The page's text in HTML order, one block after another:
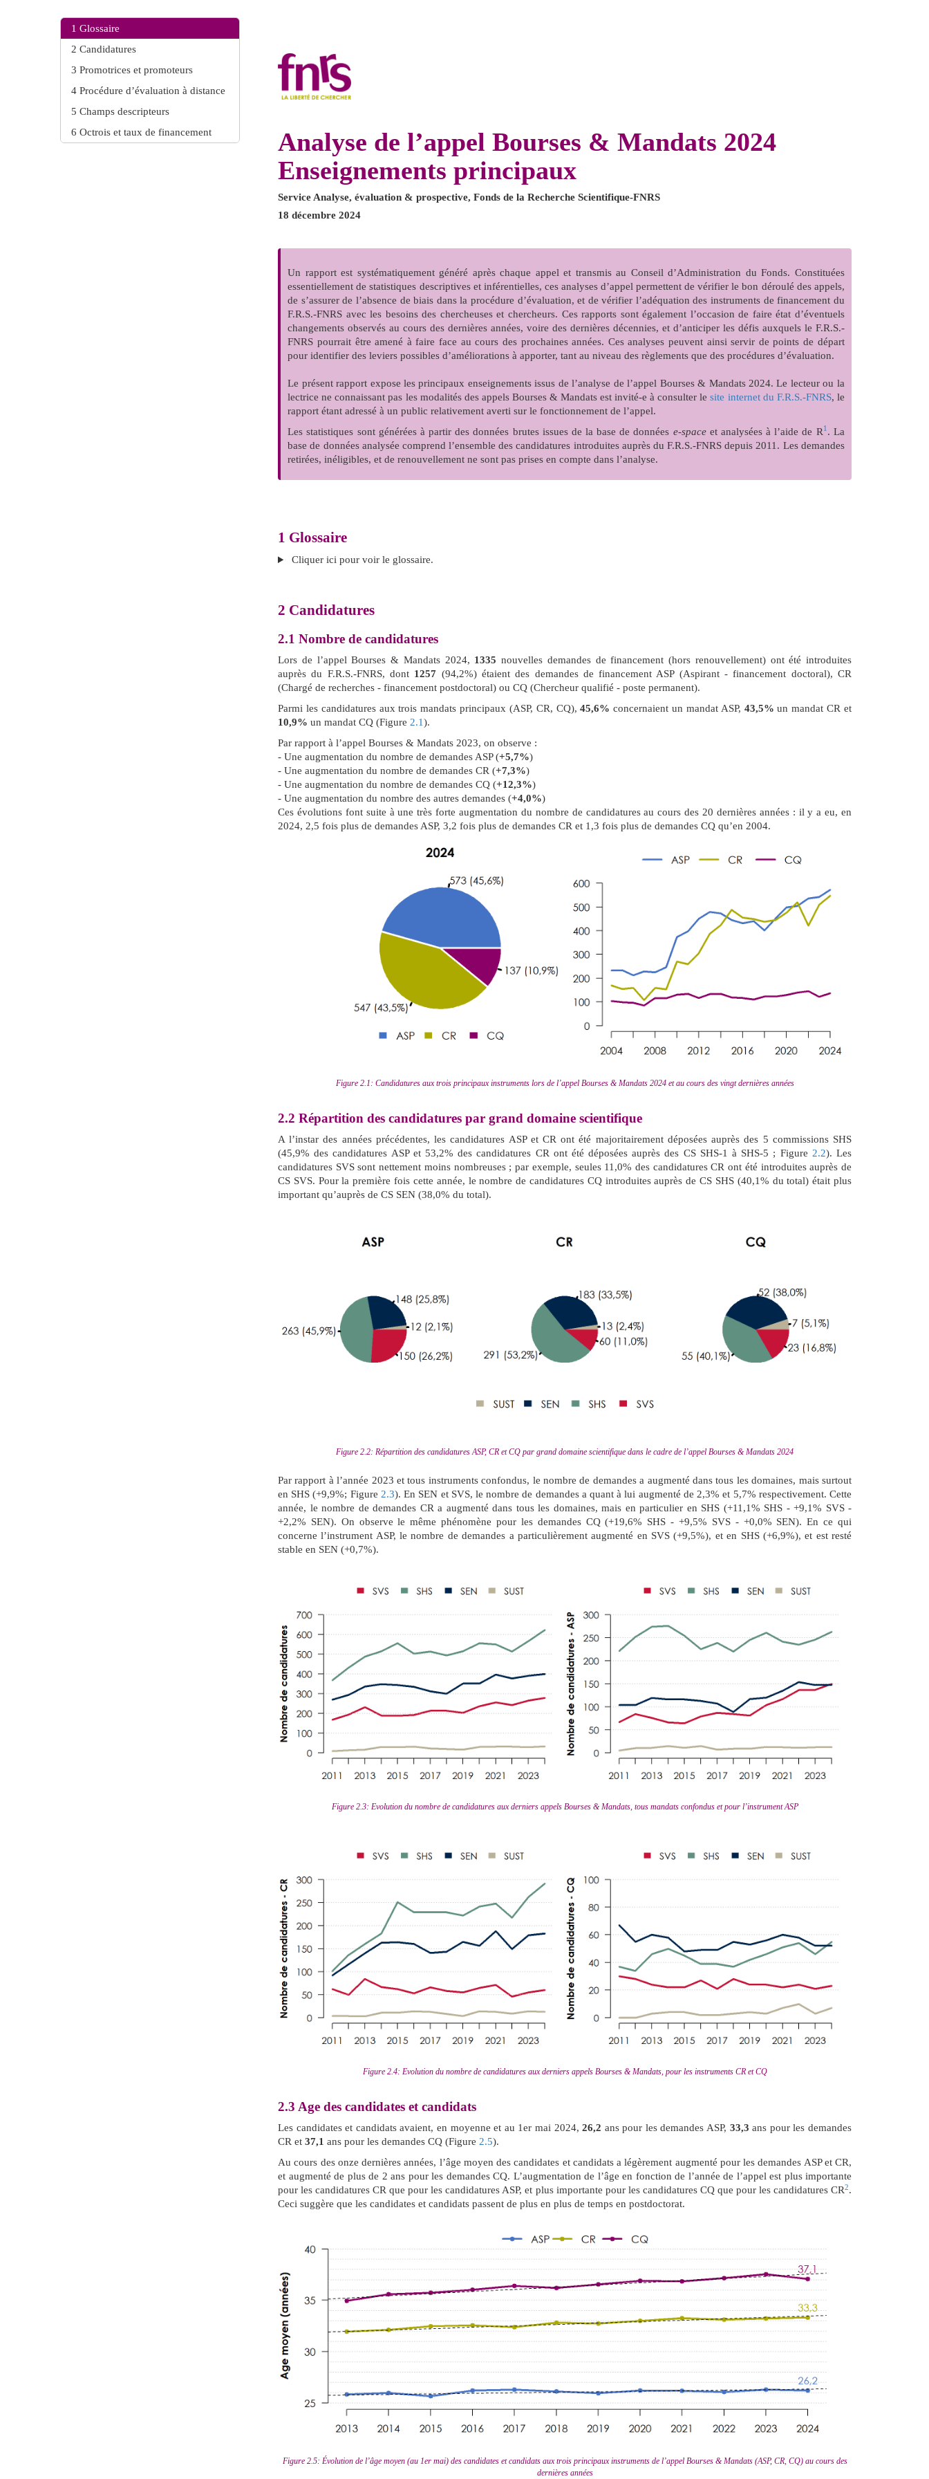
1 Glossaire
2 Candidatures
3 Promotrices et promoteurs
4 Procédure d’évaluation à distance
5 Champs descripteurs
6 Octrois et taux de financement
Analyse de l’appel Bourses & Mandats 2024
Enseignements principaux
Service Analyse, évaluation & prospective, Fonds de la Recherche Scientifique-FNRS
18 décembre 2024
Un rapport est systématiquement généré après chaque appel et transmis au Conseil d’Administration du Fonds. Constituées
essentiellement de statistiques descriptives et inférentielles, ces analyses d’appel permettent de vérifier le bon déroulé des appels,
de s’assurer de l’absence de biais dans la procédure d’évaluation, et de vérifier l’adéquation des instruments de financement du
F.R.S.-FNRS avec les besoins des chercheuses et chercheurs. Ces rapports sont également l’occasion de faire état d’éventuels
changements observés au cours des dernières années, voire des dernières décennies, et d’anticiper les défis auxquels le F.R.S.-
FNRS pourrait être amené à faire face au cours des prochaines années. Ces analyses peuvent ainsi servir de points de départ
pour identifier des leviers possibles d’améliorations à apporter, tant au niveau des règlements que des procédures d’évaluation.
Le présent rapport expose les principaux enseignements issus de l’analyse de l’appel Bourses & Mandats 2024. Le lecteur ou la
lectrice ne connaissant pas les modalités des appels Bourses & Mandats est invité-e à consulter lesite internet du F.R.S.-FNRS, le
rapport étant adressé à un public relativement averti sur le fonctionnement de l’appel.
Les statistiques sont générées à partir des données brutes issues de la base de données e-spaceet analysées à l’aide de R1 . La
base de données analysée comprend l’ensemble des candidatures introduites auprès du F.R.S.-FNRS depuis 2011. Les demandes
retirées, inéligibles, et de renouvellement ne sont pas prises en compte dans l’analyse.
1 Glossaire
Cliquer ici pour voir le glossaire.
2 Candidatures
2.1 Nombre de candidatures
Lors de l’appel Bourses & Mandats 2024, 1335 nouvelles demandes de financement (hors renouvellement) ont été introduites
auprès du F.R.S.-FNRS, dont 1257 (94,2%) étaient des demandes de financement ASP (Aspirant - financement doctoral), CR
(Chargé de recherches - financement postdoctoral) ou CQ (Chercheur qualifié - poste permanent).
Parmi les candidatures aux trois mandats principaux (ASP, CR, CQ),45,6% concernaient un mandat ASP, 43,5% un mandat CR et
10,9% un mandat CQ (Figure 2.1).
Par rapport à l’appel Bourses & Mandats 2023, on observe :
- Une augmentation du nombre de demandes ASP (+5,7%)
- Une augmentation du nombre de demandes CR (+7,3%)
- Une augmentation du nombre de demandes CQ (+12,3%)
- Une augmentation du nombre des autres demandes (+4,0%)
Ces évolutions font suite à une très forte augmentation du nombre de candidatures au cours des 20 dernières années : il y a eu, en
2024, 2,5 fois plus de demandes ASP, 3,2 fois plus de demandes CR et 1,3 fois plus de demandes CQ qu’en 2004.
Figure 2.1: Candidatures aux trois principaux instruments lors de l’appel Bourses & Mandats 2024 et au cours des vingt dernières années
2.2 Répartition des candidatures par grand domaine scientifique
A l’instar des années précédentes, les candidatures ASP et CR ont été majoritairement déposées auprès des 5 commissions SHS
(45,9% des candidatures ASP et 53,2% des candidatures CR ont été déposées auprès des CS SHS-1 à SHS-5 ; Figure 2.2). Les
candidatures SVS sont nettement moins nombreuses ; par exemple, seules 11,0% des candidatures CR ont été introduites auprès de
CS SVS. Pour la première fois cette année, le nombre de candidatures CQ introduites auprès de CS SHS (40,1% du total) était plus
important qu’auprès de CS SEN (38,0% du total).
Figure 2.2: Répartition des candidatures ASP, CR et CQ par grand domaine scientifique dans le cadre de l’appel Bourses & Mandats 2024
Par rapport à l’année 2023 et tous instruments confondus, le nombre de demandes a augmenté dans tous les domaines, mais surtout
en SHS (+9,9%; Figure 2.3). En SEN et SVS, le nombre de demandes a quant à lui augmenté de 2,3% et 5,7% respectivement. Cette
année, le nombre de demandes CR a augmenté dans tous les domaines, mais en particulier en SHS (+11,1% SHS - +9,1% SVS -
+2,2% SEN). On observe le même phénomène pour les demandes CQ (+19,6% SHS - +9,5% SVS - +0,0% SEN). En ce qui
concerne l’instrument ASP, le nombre de demandes a particulièrement augmenté en SVS (+9,5%), et en SHS (+6,9%), et est resté
stable en SEN (+0,7%).
Figure 2.3: Evolution du nombre de candidatures aux derniers appels Bourses & Mandats, tous mandats confondus et pour l’instrument ASP
Figure 2.4: Evolution du nombre de candidatures aux derniers appels Bourses & Mandats, pour les instruments CR et CQ
2.3 Age des candidates et candidats
Les candidates et candidats avaient, en moyenne et au 1er mai 2024,26,2 ans pour les demandes ASP, 33,3 ans pour les demandes
CR et 37,1 ans pour les demandes CQ (Figure 2.5).
Au cours des onze dernières années, l’âge moyen des candidates et candidats a légèrement augmenté pour les demandes ASP et CR,
et augmenté de plus de 2 ans pour les demandes CQ. L’augmentation de l’âge en fonction de l’année de l’appel est plus importante
pour les candidatures CR que pour les candidatures ASP, et plus importante pour les candidatures CQ que pour les candidatures CR2.
Ceci suggère que les candidates et candidats passent de plus en plus de temps en postdoctorat.
Figure 2.5: Évolution de l’âge moyen (au 1er mai) des candidates et candidats aux trois principaux instruments de l’appel Bourses & Mandats (ASP, CR, CQ) au cours des
dernières années